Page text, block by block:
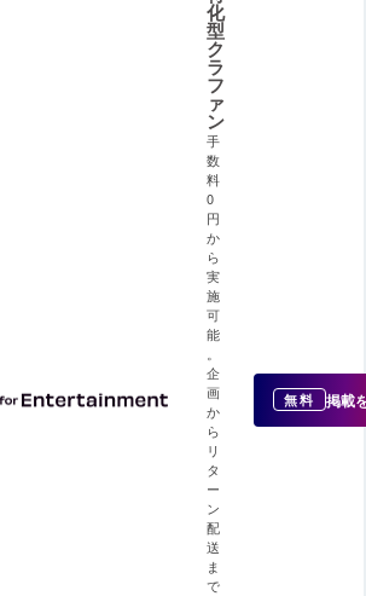
化
型
ク
ラ
フ
ァ
ン
手
数
料
0
円
か
ら
実
施
可
能
企
画
か
ら
リ
タ
ー
ン
配
送
ま
で
無料 掲載